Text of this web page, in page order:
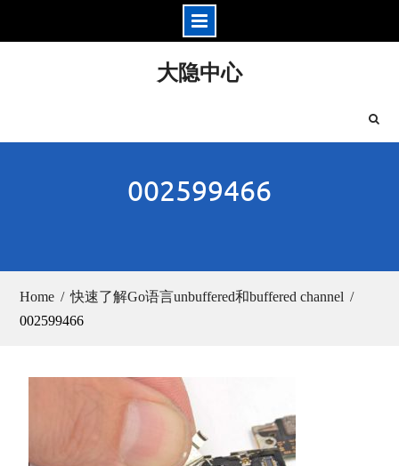
大隐中心
002599466
Home
快速了解Go语言unbuffered和buffered channel
002599466